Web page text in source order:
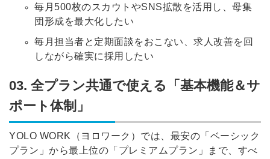
毎月500枚のスカウトやSNS拡散を活用し、母集
団形成を最大化したい
毎月担当者と定期面談をおこない、求人改善を回
しながら確実に採用したい
03. 全プラン共通で使える「基本機能＆サ
ポート体制」
YOLO WORK（ヨロワーク）では、最安の「ベーシック
プラン」から最上位の「プレミアムプラン」まで、すべ